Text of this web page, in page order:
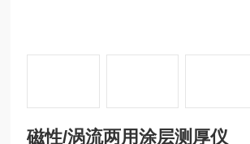
磁性/涡流两用涂层测厚仪